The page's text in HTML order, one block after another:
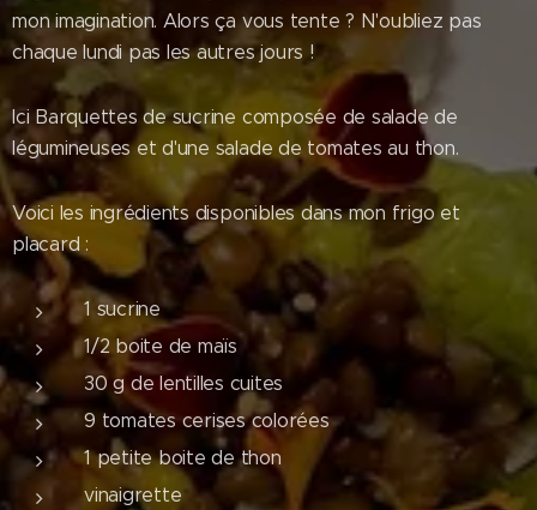
mon imagination. Alors ça vous tente ? N'oubliez pas
chaque lundi pas les autres jours !
Ici Barquettes de sucrine composée de salade de
légumineuses et d'une salade de tomates au thon.
Voici les ingrédients disponibles dans mon frigo et
placard :
1 sucrine
1/2 boite de maïs
30 g de lentilles cuites
9 tomates cerises colorées
1 petite boite de thon
vinaigrette